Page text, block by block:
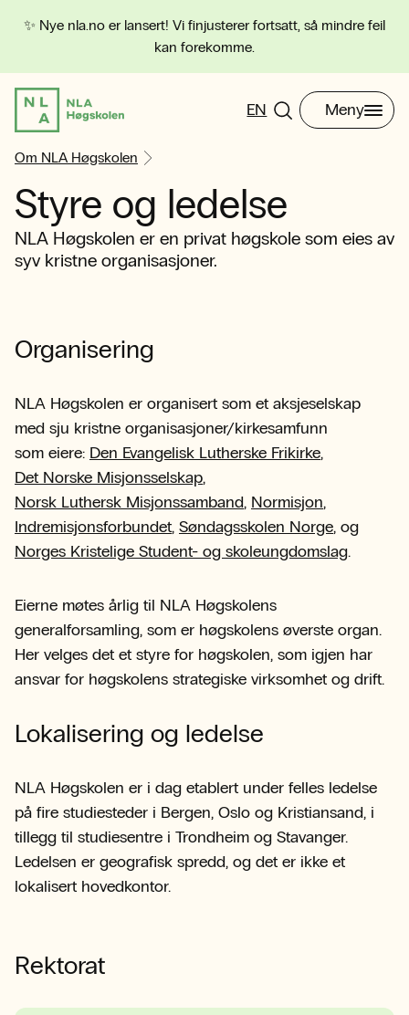
✨ Nye nla.no er lansert! Vi finjusterer fortsatt, så mindre feil
kan forekomme.
EN Meny
Om NLA Høgskolen
Styre og ledelse
NLA Høgskolen er en privat høgskole som eies av
syv kristne organisasjoner.
Organisering
NLA Høgskolen er organisert som et aksjeselskap
med sju kristne organisasjoner/kirkesamfunn
som eiere: Den Evangelisk Lutherske Frikirke,
Det Norske Misjonsselskap,
Norsk Luthersk Misjonssamband, Normisjon,
Indremisjonsforbundet, Søndagsskolen Norge, og
Norges Kristelige Student- og skoleungdomslag.
Eierne møtes årlig til NLA Høgskolens
generalforsamling, som er høgskolens øverste organ.
Her velges det et styre for høgskolen, som igjen har
ansvar for høgskolens strategiske virksomhet og drift.
Lokalisering og ledelse
NLA Høgskolen er i dag etablert under felles ledelse
på fire studiesteder i Bergen, Oslo og Kristiansand, i
tillegg til studiesentre i Trondheim og Stavanger.
Ledelsen er geografisk spredd, og det er ikke et
lokalisert hovedkontor.
Rektorat